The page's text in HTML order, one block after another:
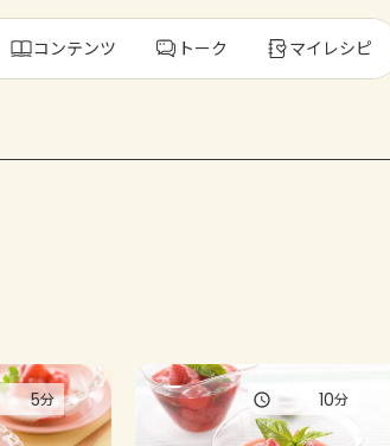
コンテンツ トーク マイレシピ
5分 10分